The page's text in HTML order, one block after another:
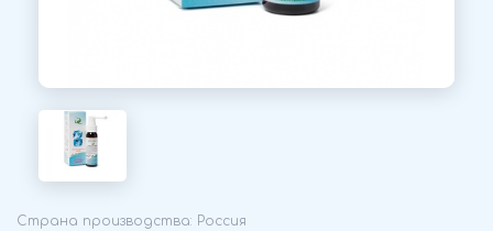
Страна производства: Россия